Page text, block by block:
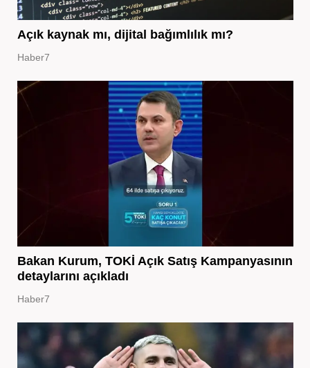
Açık kaynak mı, dijital bağımlılık mı?
Haber7
Bakan Kurum, TOKİ Açık Satış Kampanyasının
detaylarını açıkladı
Haber7